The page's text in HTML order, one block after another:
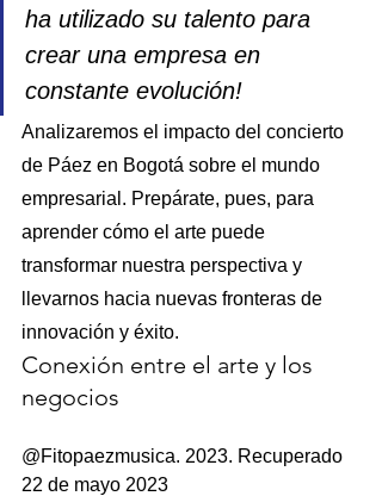
ha utilizado su talento para
crear una empresa en
constante evolución!
Analizaremos el impacto del concierto
de Páez en Bogotá sobre el mundo
empresarial. Prepárate, pues, para
aprender cómo el arte puede
transformar nuestra perspectiva y
llevarnos hacia nuevas fronteras de
innovación y éxito.
Conexión entre el arte y los
negocios
@Fitopaezmusica. 2023. Recuperado
22 de mayo 2023